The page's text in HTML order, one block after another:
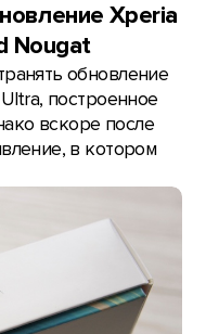
Xperia
Nougat
обновление
построенное
вскоре после
в котором